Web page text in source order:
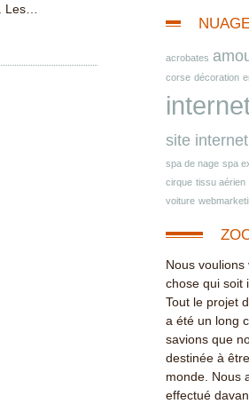
Les…
acrobates
corse décoration
site internet
spa de nage spa
cirque tissu aérien
voiture
Nous
chose qui soit
Tout le projet
a été un long
savions que
destinée à
monde. Nous
effectué